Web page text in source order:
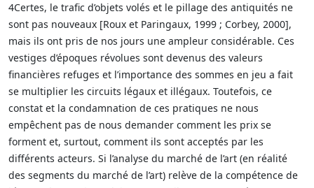
4Certes, le trafic d’objets volés et le pillage des antiquités ne
sont pas nouveaux [Roux et Paringaux, 1999 ; Corbey, 2000],
mais ils ont pris de nos jours une ampleur considérable. Ces
vestiges d’époques révolues sont devenus des valeurs
financières refuges et l’importance des sommes en jeu a fait
se multiplier les circuits légaux et illégaux. Toutefois, ce
constat et la condamnation de ces pratiques ne nous
empêchent pas de nous demander comment les prix se
forment et, surtout, comment ils sont acceptés par les
différents acteurs. Si l’analyse du marché de l’art (en réalité
des segments du marché de l’art) relève de la compétence de